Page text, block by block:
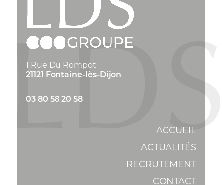
1 Rue Du Rompot
21121 Fontaine-lès-Dijon
03 80 58 20 58
ACCUEIL
ACTUALITÉS
RECRUTEMENT
CONTACT